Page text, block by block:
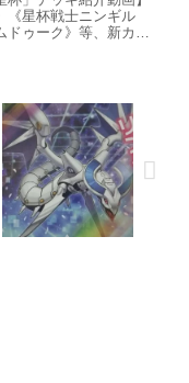
《星杯戦士ニンギル
ドゥーク》等、新カー